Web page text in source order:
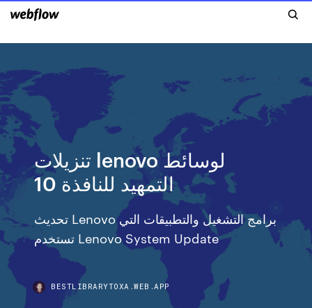
تنزيلات lenovo لوسائط
التمهيد للنافذة 10
تحديث Lenovo برامج التشغيل والتطبيقات التي
تستخدم Lenovo System Update
BESTLIBRARYTOXA.WEB.APP